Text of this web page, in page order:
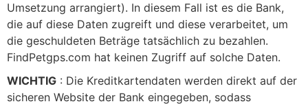
Umsetzung arrangiert). In diesem Fall ist es die Bank,
die auf diese Daten zugreift und diese verarbeitet, um
die geschuldeten Beträge tatsächlich zu bezahlen.
FindPetgps.com hat keinen Zugriff auf solche Daten.
WICHTIG : Die Kreditkartendaten werden direkt auf der
sicheren Website der Bank eingegeben, sodass